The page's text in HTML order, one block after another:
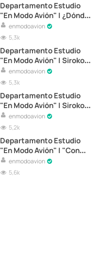
Departamento Estudio
"En Modo Avión" | ¿Dónde
estará la próxima tienda?
enmodoavion
5,3k
Departamento Estudio
"En Modo Avión" | Siroko
Piiienmodoavion
5,3k
Departamento Estudio
"En Modo Avión" | Siroko
aterriza en Madrid
enmodoavion
5,2k
Departamento Estudio
"En Modo Avión" | "Con
Siroko Store, me explotó
la cabeza"
enmodoavion
5,6k